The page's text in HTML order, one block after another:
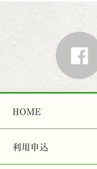
HOME
利用申込